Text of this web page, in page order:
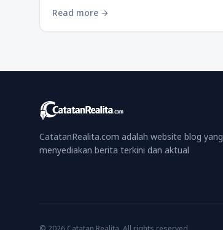
Read more arrow_forward
CatatanRealita.com adalah website blog yang
menyediakan berita terkini dan aktual